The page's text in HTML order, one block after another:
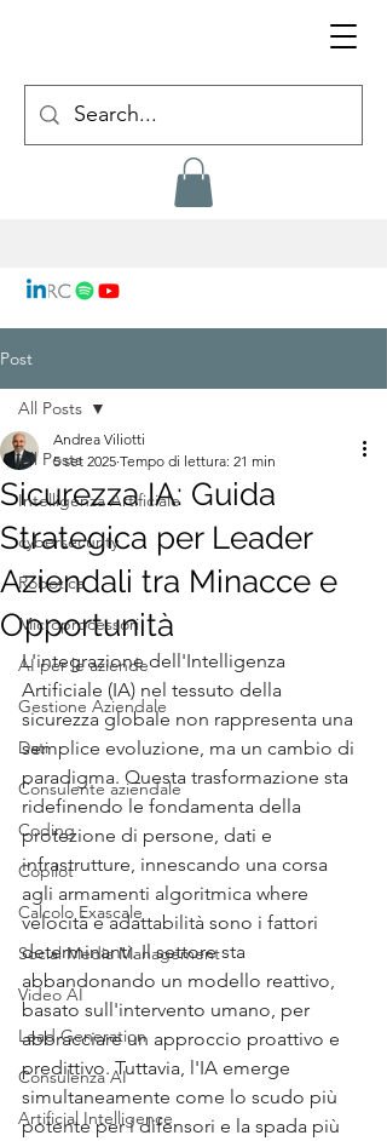
Post
All Posts
Intelligenza Artificiale
cybersecurity
Robotica
Microprocessori
AI per le aziende
Gestione Aziendale
Dati
Consulente aziendale
Coding
Copilot
Calcolo Exascale
Social Media Management
Video AI
Lead Generation
Consulenza AI
Artificial Intelligence
All Posts
Sicurezza IA: Guida
Strategica per Leader
Aziendali tra Minacce e
Opportunità
Andrea Viliotti
5 set 2025 Tempo di lettura: 21 min
L'integrazione dell'Intelligenza
Artificiale (IA) nel tessuto della
sicurezza globale non rappresenta una
semplice evoluzione, ma un cambio di
paradigma. Questa trasformazione sta
ridefinendo le fondamenta della
protezione di persone, dati e
infrastrutture, innescando una corsa
agli armamenti algoritmica where
velocità e adattabilità sono i fattori
determinanti. Il settore sta
abbandonando un modello reattivo,
basato sull'intervento umano, per
abbracciare un approccio proattivo e
predittivo. Tuttavia, l'IA emerge
simultaneamente come lo scudo più
potente per i difensori e la spada più